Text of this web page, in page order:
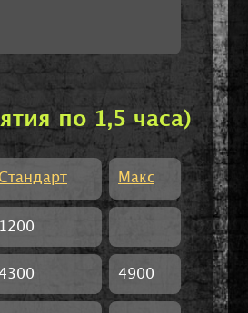
по 1,5 часа)
Макс
1200
4900